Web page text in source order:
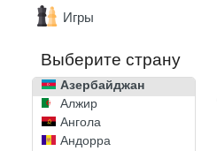
Игры
Выберите страну
Абхазия
Австрия
Азербайджан
Алжир
Ангола
Андорра